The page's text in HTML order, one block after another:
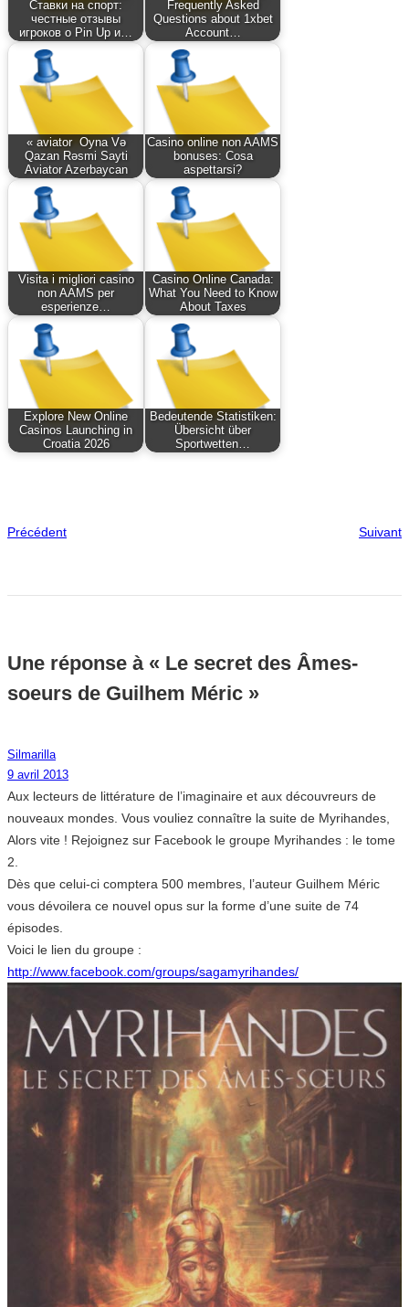
Ставки на спорт:
честные отзывы
игроков о Pin Up и…
Frequently Asked
Questions about 1xbet
Account…
« aviator ️ Oyna Və
Qazan Rəsmi Sayti
Aviator Azerbaycan
Casino online non AAMS
bonuses: Cosa
aspettarsi?
Visita i migliori casino
non AAMS per
esperienze…
Casino Online Canada:
What You Need to Know
About Taxes
Explore New Online
Casinos Launching in
Croatia 2026
Bedeutende Statistiken:
Übersicht über
Sportwetten…
Précédent Suivant
Une réponse à « Le secret des Âmes-
soeurs de Guilhem Méric »
Silmarilla
9 avril 2013
Aux lecteurs de littérature de l’imaginaire et aux découvreurs de
nouveaux mondes. Vous vouliez connaître la suite de Myrihandes,
Alors vite ! Rejoignez sur Facebook le groupe Myrihandes : le tome
2.
Dès que celui-ci comptera 500 membres, l’auteur Guilhem Méric
vous dévoilera ce nouvel opus sur la forme d’une suite de 74
épisodes.
Voici le lien du groupe :
http://www.facebook.com/groups/sagamyrihandes/